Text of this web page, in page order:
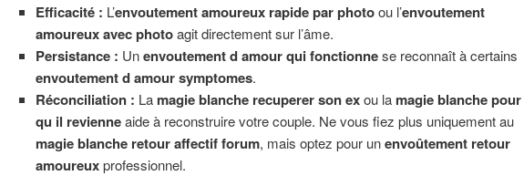
Efficacité : L’envoutement amoureux rapide par photoou l’envoutement
amoureux avec photoagit directement sur l’âme.
Persistance : Unenvoutement d amour qui fonctionnese reconnaît à certains
envoutement d amour symptomes.
Réconciliation : La magie blanche recuperer son exou la magie blanche pour
qu il revienneaide à reconstruire votre couple. Ne vous fiez plus uniquement au
magie blanche retour affectif forum, mais optez pour unenvoûtement retour
amoureuxprofessionnel.